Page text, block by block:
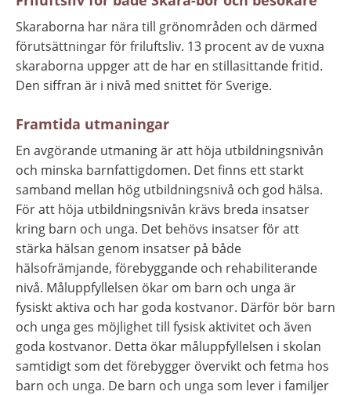
Skaraborna har nära till grönområden och därmed
förutsättningar för friluftsliv. 13 procent av de vuxna
skaraborna uppger att de har en stillasittande fritid.
Den siffran är i nivå med snittet för Sverige.
Framtida utmaningar
En avgörande utmaning är att höja utbildningsnivån
och minska barnfattigdomen. Det finns ett starkt
samband mellan hög utbildningsnivå och god hälsa.
För att höja utbildningsnivån krävs breda insatser
kring barn och unga. Det behövs insatser för att
stärka hälsan genom insatser på både
hälsofrämjande, förebyggande och rehabiliterande
nivå. Måluppfyllelsen ökar om barn och unga är
fysiskt aktiva och har goda kostvanor. Därför bör barn
och unga ges möjlighet till fysisk aktivitet och även
goda kostvanor. Detta ökar måluppfyllelsen i skolan
samtidigt som det förebygger övervikt och fetma hos
barn och unga. De barn och unga som lever i familjer